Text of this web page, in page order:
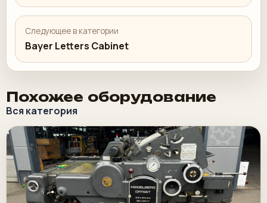
Следующее в категории
Bayer Letters Cabinet
Похожее оборудование
Вся категория